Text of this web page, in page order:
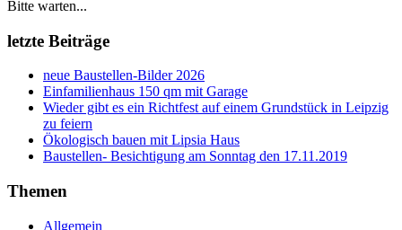
Bitte warten...
letzte Beiträge
neue Baustellen-Bilder 2026
Einfamilienhaus 150 qm mit Garage
Wieder gibt es ein Richtfest auf einem Grundstück in Leipzig
zu feiern
Ökologisch bauen mit Lipsia Haus
Baustellen- Besichtigung am Sonntag den 17.11.2019
Themen
Allgemein